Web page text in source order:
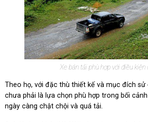
Xe bán tải phù hợp với điều
Theo họ, với đặc thù thiết kế và mục đích sử
chưa phải là lựa chọn phù hợp trong bối
ngày càng chật chội và quá tải.